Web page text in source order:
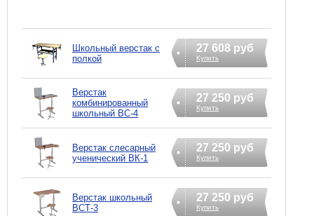
Школьный верстак с
полкой
27 608 руб
Купить
Верстак
комбинированный
школьный ВС-4
27 250 руб
Купить
Верстак слесарный
ученический ВК-1
27 250 руб
Купить
Верстак школьный
ВСТ-3
27 250 руб
Купить